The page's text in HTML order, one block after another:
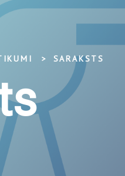
SARAKSTS